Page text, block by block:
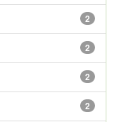
2
2
2
2